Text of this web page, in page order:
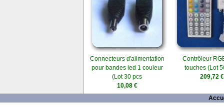
Connecteurs d'alimentation
pour bandes led 1 couleur
(Lot 30 pcs
10,08 €
Contrôleur
touches (Lot
209,72 €